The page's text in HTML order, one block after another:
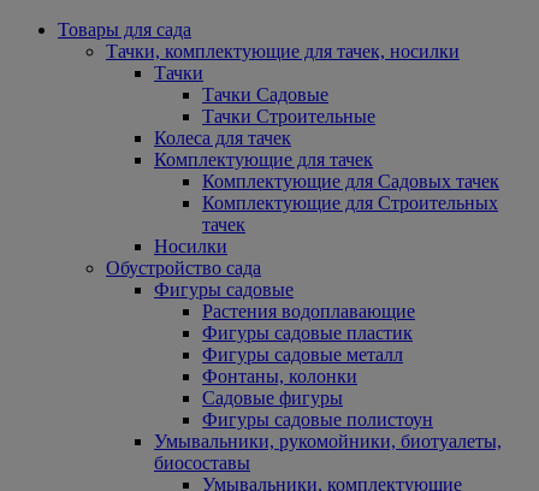
Товары для сада
Тачки, комплектующие для тачек, носилки
Тачки
Тачки Садовые
Тачки Строительные
Колеса для тачек
Комплектующие для тачек
Комплектующие для Садовых тачек
Комплектующие для Строительных
тачек
Носилки
Обустройство сада
Фигуры садовые
Растения водоплавающие
Фигуры садовые пластик
Фигуры садовые металл
Фонтаны, колонки
Садовые фигуры
Фигуры садовые полистоун
Умывальники, рукомойники, биотуалеты,
биосоставы
Умывальники, комплектующие